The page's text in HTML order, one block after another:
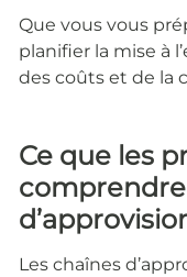
Que vous vous
planifier la mise à
des coûts et de la
Ce que les
comprendre
Les chaînes